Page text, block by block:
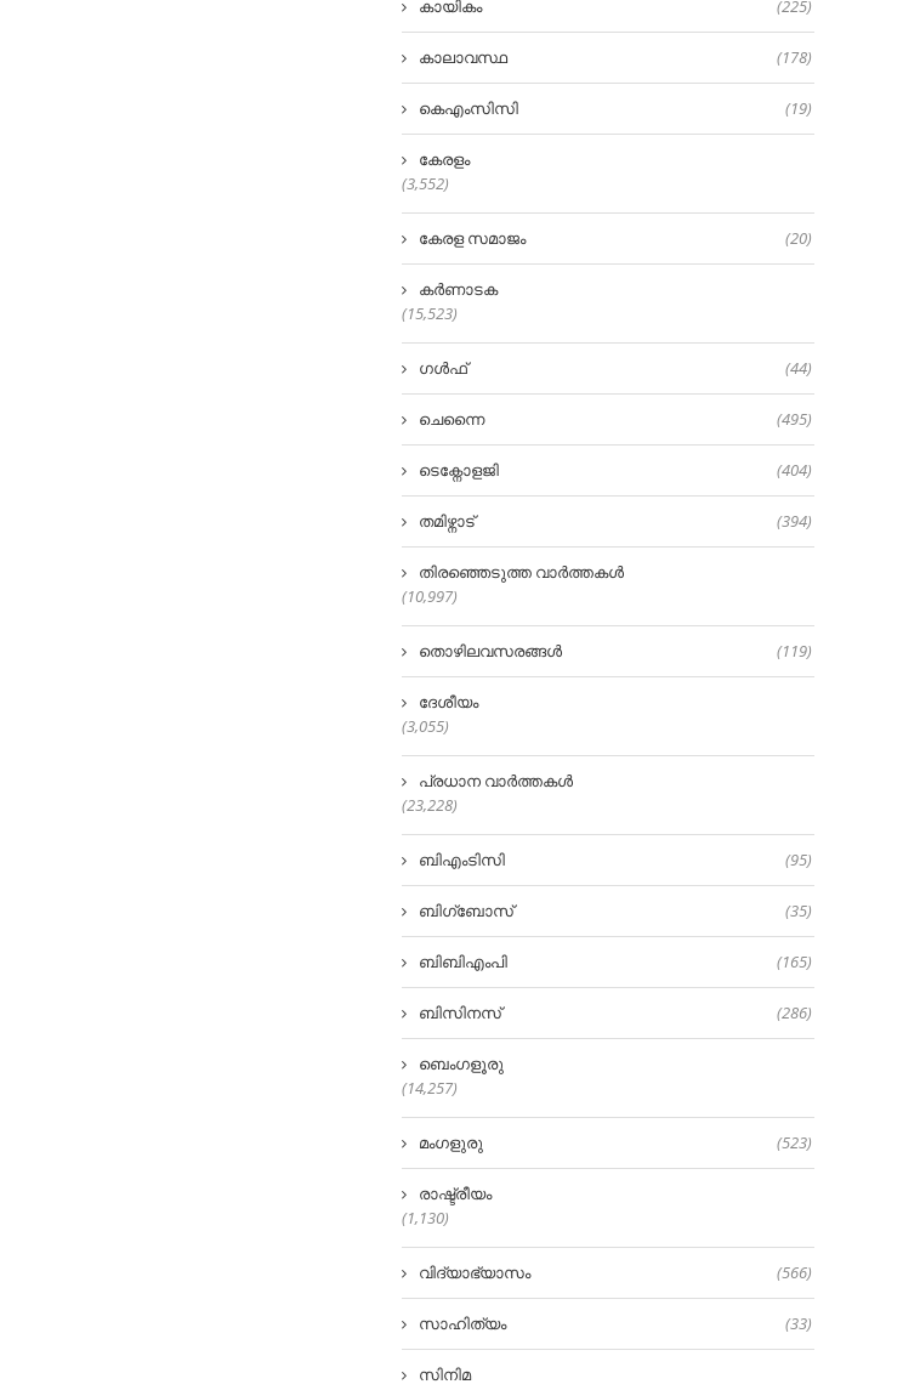
കായികം (225)
കാലാവസ്ഥ (178)
കെഎംസിസി (19)
കേരളം
(3,552)
കേരള സമാജം (20)
കർണാടക
(15,523)
ഗൾഫ് (44)
ചെന്നൈ (495)
ടെക്നോളജി (404)
തമിഴ്നാട് (394)
തിരഞ്ഞെടുത്ത വാർത്തകൾ
(10,997)
തൊഴിലവസരങ്ങൾ (119)
ദേശീയം
(3,055)
പ്രധാന വാർത്തകൾ
(23,228)
ബിഎംടിസി (95)
ബിഗ്‌ബോസ് (35)
ബിബിഎംപി (165)
ബിസിനസ് (286)
ബെംഗളൂരു
(14,257)
മംഗളുരു (523)
രാഷ്ട്രീയം
(1,130)
വിദ്യാഭ്യാസം (566)
സാഹിത്യം (33)
സിനിമ